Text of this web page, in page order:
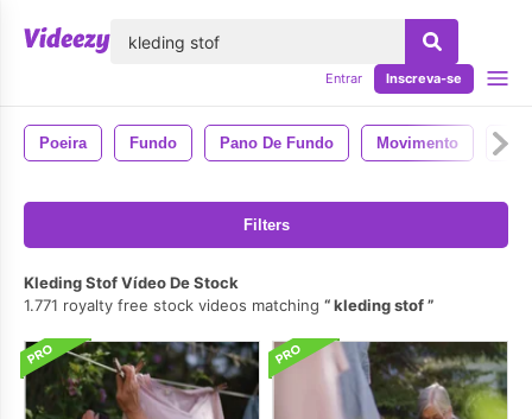
Entrar Inscreva-se
Poeira Fundo Pano De Fundo Movimento
Filters
Kleding Stof Vídeo De Stock
1.771 royalty free stock videos matching
kleding stof